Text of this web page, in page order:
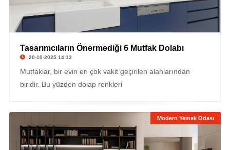
Tasarımcıların Önermediği 6 Mutfak Dolabı
20-10-2025 14:13
Mutfaklar, bir evin en çok vakit geçirilen alanlarından
biridir. Bu yüzden dolap renkleri
Modern Yemek Odası